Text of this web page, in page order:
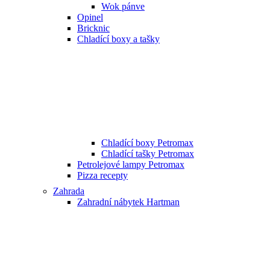
Wok pánve
Opinel
Bricknic
Chladící boxy a tašky
Chladící boxy Petromax
Chladící tašky Petromax
Petrolejové lampy Petromax
Pizza recepty
Zahrada
Zahradní nábytek Hartman